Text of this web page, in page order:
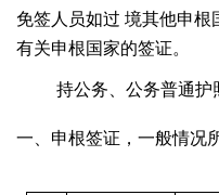
免签人员如过 境其他申根
有关申根国家的签证。
持公务、公务普通护
一、申根签证 ，一般情况